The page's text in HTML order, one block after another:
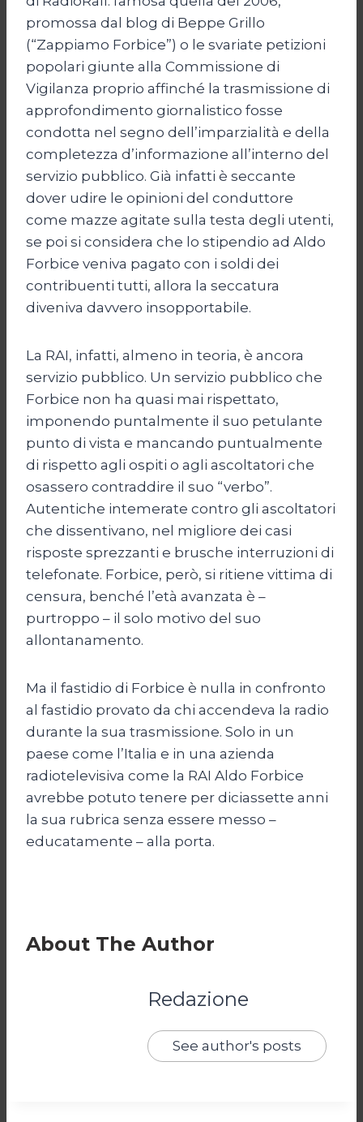
promossa dal blog di Beppe Grillo
(“Zappiamo Forbice”) o le svariate petizioni
popolari giunte alla Commissione di
Vigilanza proprio affinché la trasmissione di
approfondimento giornalistico fosse
condotta nel segno dell’imparzialità e della
completezza d’informazione all’interno del
servizio pubblico. Già infatti è seccante
dover udire le opinioni del conduttore
come mazze agitate sulla testa degli utenti,
se poi si considera che lo stipendio ad Aldo
Forbice veniva pagato con i soldi dei
contribuenti tutti, allora la seccatura
diveniva davvero insopportabile.
La RAI, infatti, almeno in teoria, è ancora
servizio pubblico. Un servizio pubblico che
Forbice non ha quasi mai rispettato,
imponendo puntalmente il suo petulante
punto di vista e mancando puntualmente
di rispetto agli ospiti o agli ascoltatori che
osassero contraddire il suo “verbo”.
Autentiche intemerate contro gli ascoltatori
che dissentivano, nel migliore dei casi
risposte sprezzanti e brusche interruzioni di
telefonate. Forbice, però, si ritiene vittima di
censura, benché l’età avanzata è –
purtroppo – il solo motivo del suo
allontanamento.
Ma il fastidio di Forbice è nulla in confronto
al fastidio provato da chi accendeva la radio
durante la sua trasmissione. Solo in un
paese come l’Italia e in una azienda
radiotelevisiva come la RAI Aldo Forbice
avrebbe potuto tenere per diciassette anni
la sua rubrica senza essere messo –
educatamente – alla porta.
About The Author
Redazione
See author's posts